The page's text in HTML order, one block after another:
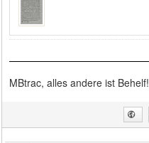
MBtrac, alles andere ist Behelf!